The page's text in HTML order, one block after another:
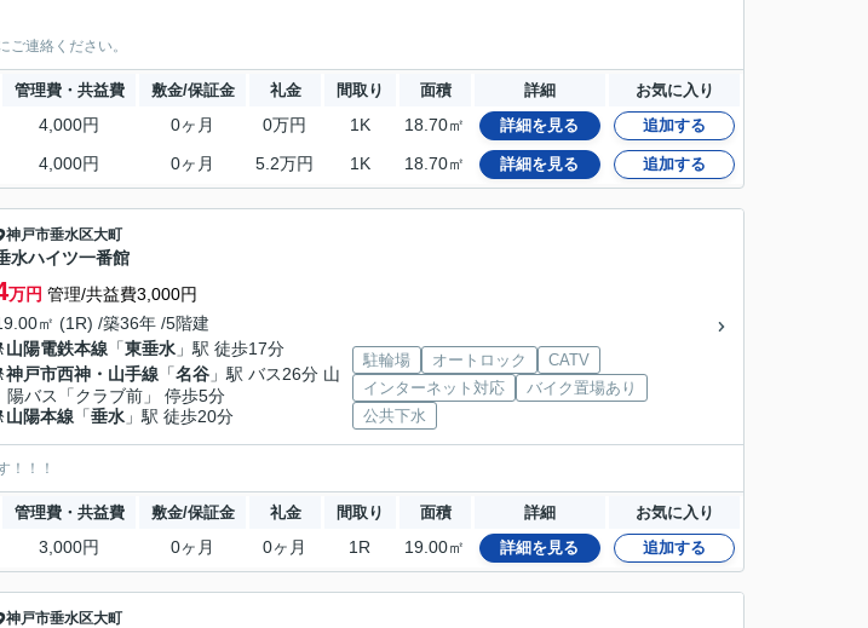
ご連絡ください。
管理費・共益費 敷金/保証金 礼金 間取り 面積 詳細 お気に入り
4,000円 0ヶ月 0万円 1K 18.70㎡ 詳細を見る 追加する
4,000円 0ヶ月 5.2万円 1K 18.70㎡ 詳細を見る 追加する
神戸市垂水区大町
水ハイツ一番館
万円 管理/共益費3,000円
㎡ (1R) /築36年 /5階建
山陽電鉄本線 「東垂水 」駅 徒歩17分
神戸市西神・山手線 「名谷 」駅 バス26分 山
陽バス「クラブ前」 停歩5分
山陽本線 「垂水 」駅 徒歩20分
駐輪場 オートロック
CATV
インターネット対応
バイク置場あり
公共下水
！！！
管理費・共益費 敷金/保証金 礼金 間取り 面積 詳細 お気に入り
3,000円 0ヶ月 0ヶ月 1R 19.00㎡ 詳細を見る 追加する
神戸市垂水区大町